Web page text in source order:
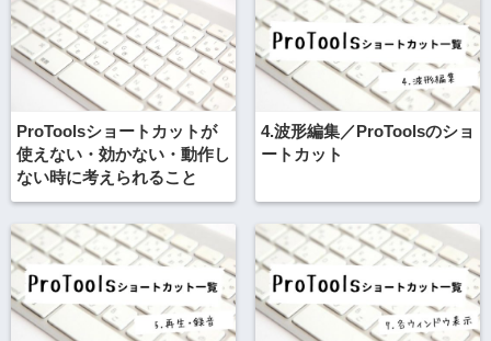
ProToolsショートカットが
使えない・効かない・動作し
ない時に考えられること
4.波形編集／ProToolsのショ
ートカット